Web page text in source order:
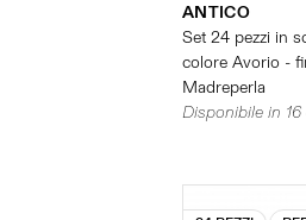
ANTICO
Set 24 pezzi in
colore Avorio -
Madreperla
Disponibile in